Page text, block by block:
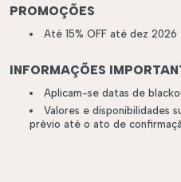
PROMOÇÕES
Até 15% OFF até dez 2026
INFORMAÇÕES
Aplicam-se datas de
Valores e disponibilidades
prévio até o ato de